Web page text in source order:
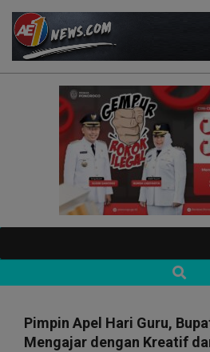
Skip
content
AE1NEWS
Navigation
Search
Pimpin Apel Hari Guru,
Mengajar dengan Kreatif